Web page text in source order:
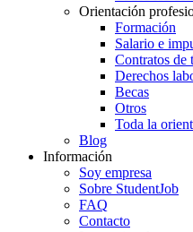
Orientación
Formación
Salario e
Contratos de
Derechos
Becas
Otros
Toda la
Blog
Información
Soy empresa
Sobre StudentJob
FAQ
Contacto